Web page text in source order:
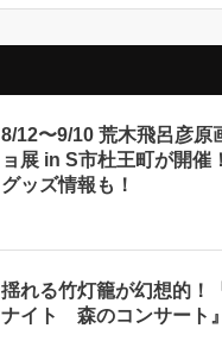
8/12〜9/10 荒木飛呂彦原
ョ展 in S市杜王町が開催
グッズ情報も！
揺れる竹灯籠が幻想的！
ナイト 森のコンサート』